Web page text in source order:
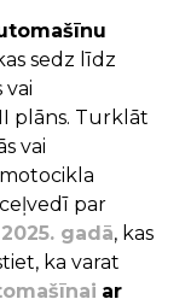
sedz līdz
vai
plāns. Turklāt
vai
par
gadā, kas
ka varat
ar